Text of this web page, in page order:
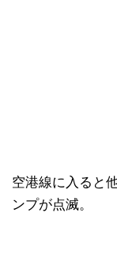
空港線に入ると
ンプが点滅。